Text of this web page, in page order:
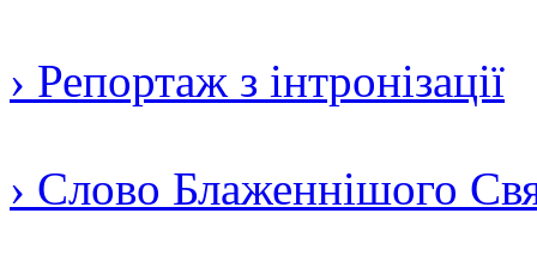
› Репортаж з інтронізації
› Слово Блаженнішого